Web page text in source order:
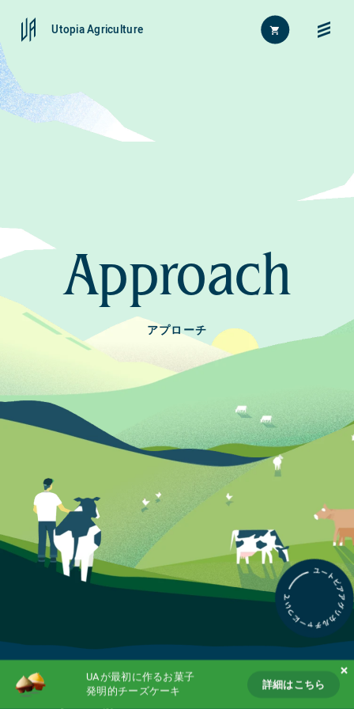
Utopia Agriculture
Approach
アプローチ
お問い合わせ
Follow us on
About
Journal
Partnership
Products
UAが最初に作るお菓子
発明的チーズケーキ
詳細はこちら